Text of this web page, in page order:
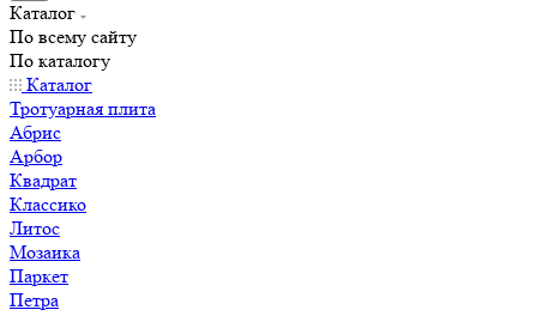
Каталог
По всему сайту
По каталогу
Каталог
Тротуарная плита
Абрис
Арбор
Квадрат
Классико
Литос
Мозаика
Паркет
Петра